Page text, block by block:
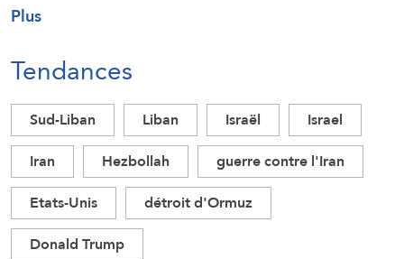
Plus
Tendances
Sud-Liban Liban Israël
Israel
Iran
Hezbollah
guerre contre l'Iran
Etats-Unis
détroit d'Ormuz
Donald Trump